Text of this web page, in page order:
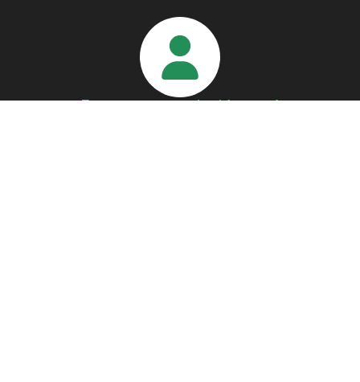
En tant que salarié porté